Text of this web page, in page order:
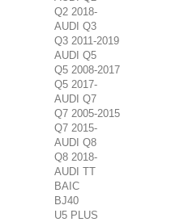
Q2 2018-
AUDI Q3
Q3 2011-2019
AUDI Q5
Q5 2008-2017
Q5 2017-
AUDI Q7
Q7 2005-2015
Q7 2015-
AUDI Q8
Q8 2018-
AUDI TT
BAIC
BJ40
U5 PLUS